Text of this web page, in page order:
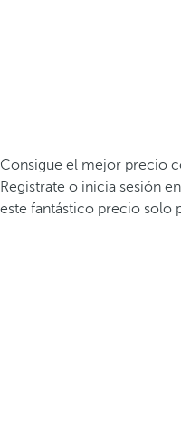
Consigue el mejor precio
Registrate o inicia sesión
este fantástico precio solo